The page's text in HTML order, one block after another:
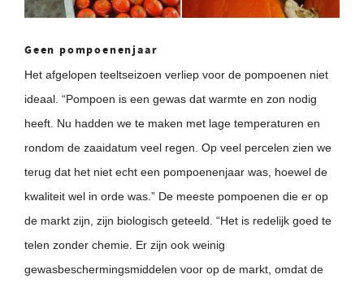
Geen pompoenenjaar
Het afgelopen teeltseizoen verliep voor de pompoenen niet
ideaal. “Pompoen is een gewas dat warmte en zon nodig
heeft. Nu hadden we te maken met lage temperaturen en
rondom de zaaidatum veel regen. Op veel percelen zien we
terug dat het niet echt een pompoenenjaar was, hoewel de
kwaliteit wel in orde was.” De meeste pompoenen die er op
de markt zijn, zijn biologisch geteeld. “Het is redelijk goed te
telen zonder chemie. Er zijn ook weinig
gewasbeschermingsmiddelen voor op de markt, omdat de